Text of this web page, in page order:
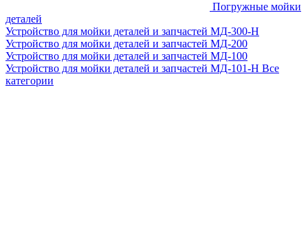
Погружные мойки
деталей
Устройство для мойки деталей и запчастей МД-300-H
Устройство для мойки деталей и запчастей МД-200
Устройство для мойки деталей и запчастей МД-100
Устройство для мойки деталей и запчастей МД-101-Н Все
категории